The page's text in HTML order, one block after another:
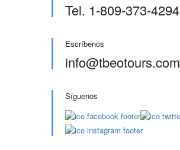
Tel. 1-809-373-4294
Escríbenos
info@tbeotours.com
Síguenos